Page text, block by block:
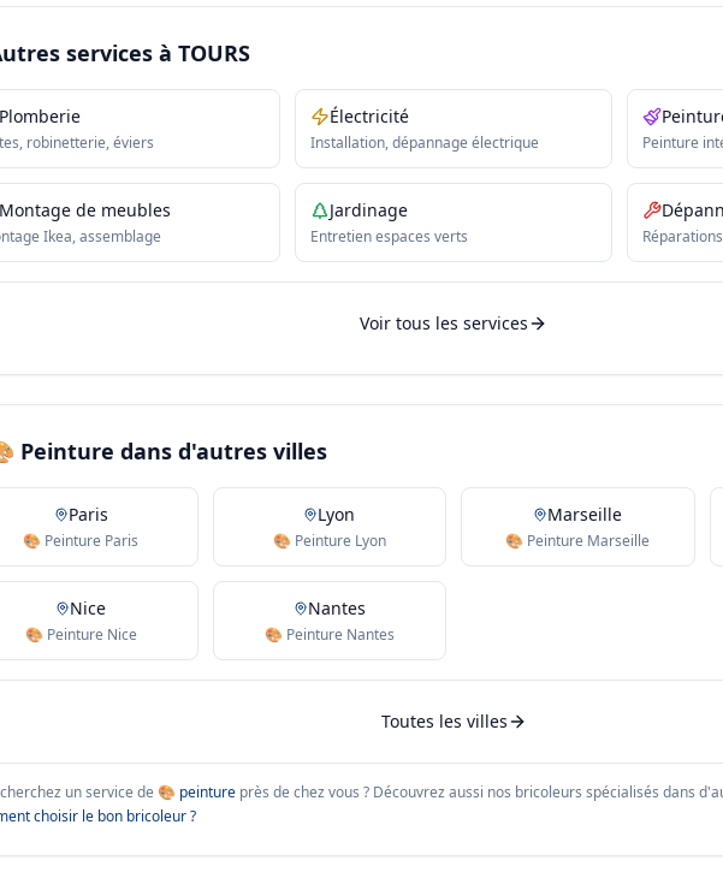
services à TOURS
Plomberie
robinetterie, éviers
Électricité
Installation, dépannage électrique Peinture
Montage de meubles
Ikea, assemblage
Jardinage
Entretien espaces verts
Voir tous les services
Peinture dans d'autres villes
Paris
🎨 Peinture Paris
Lyon
🎨 Peinture Lyon
Marseille
🎨 Peinture Marseille
Nice
🎨 Peinture Nice
Nantes
🎨 Peinture Nantes
Toutes les villes
un service de 🎨 peinture près de chez vous ? Découvrez aussi nos bricoleurs spécialisés dans
choisir le bon bricoleur ?